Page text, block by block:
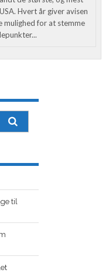
Hvert år giver avisen
mulighed for at stemme
til